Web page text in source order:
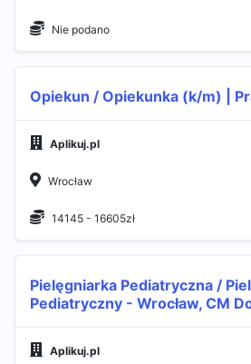
Nie podano
Opiekun / Opiekunka (k/m) |
Aplikuj.pl
Wrocław
14145 - 16605zł
Pielęgniarka Pediatryczna /
Pediatryczny - Wrocław, CM
Aplikuj.pl